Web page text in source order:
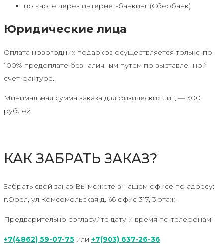
по карте через интернет-банкинг (Сбербанк)
Юридические лица
Оплата новогодних подарков осуществляется только по
100% предоплате безналичным путем по выставленной
счет-фактуре.
Минимальная сумма заказа для физических лиц — 300
рублей.
КАК ЗАБРАТЬ ЗАКАЗ?
Забрать свой заказ Вы можете в нашем офисе по адресу:
г.Орел, ул.Комсомольская д. 66 офис 317, 3 этаж.
Предварительно согласуйте дату и время по телефонам:
+7(4862) 59-07-75 или +7(903) 637-26-36